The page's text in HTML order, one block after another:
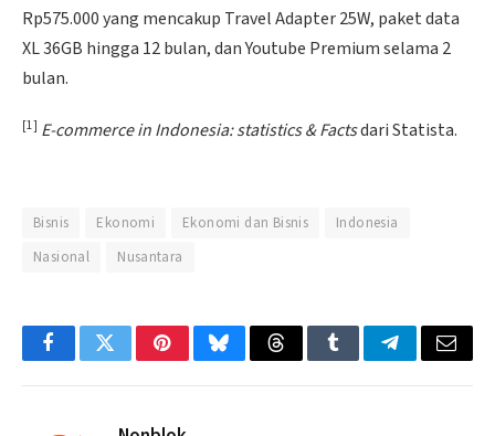
Rp575.000 yang mencakup Travel Adapter 25W, paket data
XL 36GB hingga 12 bulan, dan Youtube Premium selama 2
bulan.
[1] E-commerce in Indonesia: statistics & Factsdari Statista.
Bisnis Ekonomi Ekonomi dan Bisnis
Indonesia
Nasional
Nusantara
FacebookTwitterPinterestBlueskyThreadsTumblrTelegramEmail